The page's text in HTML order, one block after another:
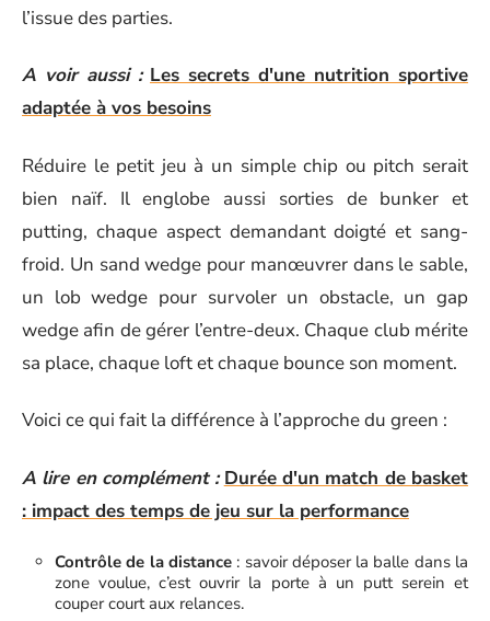
l’issue des parties.
A voir aussi : Les secrets d'une nutrition sportive
adaptée à vos besoins
Réduire le petit jeu à un simple chip ou pitch serait
bien naïf. Il englobe aussi sorties de bunker et
putting, chaque aspect demandant doigté et sang-
froid. Un sand wedge pour manœuvrer dans le sable,
un lob wedge pour survoler un obstacle, un gap
wedge afin de gérer l’entre-deux. Chaque club mérite
sa place, chaque loft et chaque bounce son moment.
Voici ce qui fait la différence à l’approche du green :
A lire en complément : Durée d'un match de basket
: impact des temps de jeu sur la performance
Contrôle de la distance: savoir déposer la balle dans la
zone voulue, c’est ouvrir la porte à un putt serein et
couper court aux relances.